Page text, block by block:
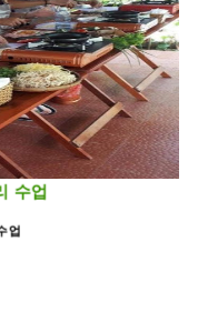
수업
업